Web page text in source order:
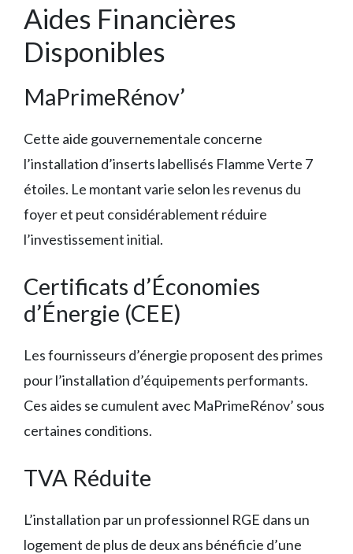
Aides Financières
Disponibles
MaPrimeRénov’
Cette aide gouvernementale concerne
l’installation d’inserts labellisés Flamme Verte 7
étoiles. Le montant varie selon les revenus du
foyer et peut considérablement réduire
l’investissement initial.
Certificats d’Économies
d’Énergie (CEE)
Les fournisseurs d’énergie proposent des primes
pour l’installation d’équipements performants.
Ces aides se cumulent avec MaPrimeRénov’ sous
certaines conditions.
TVA Réduite
L’installation par un professionnel RGE dans un
logement de plus de deux ans bénéficie d’une